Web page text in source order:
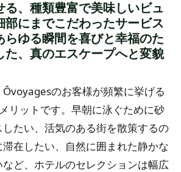
る、種類豊富で美味しいビュ
部にまでこだわったサービス
らゆる瞬間を喜びと幸福のた
た、真のエスケープへと変貌
のお客様が頻繁に挙げる
リットです。早朝に泳ぐために砂
たい、活気のある街を散策するの
在したい、自然に囲まれた静かな
ど、ホテルのセレクションは幅広